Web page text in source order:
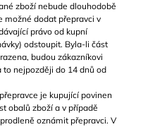
zboží nebude dlouhodobě
možné dodat přepravci v
právo od kupní
odstoupit. Byla-li část
budou zákazníkovi
to nejpozději do 14 dnů od
je kupující povinen
obalů zboží a v případě
oznámit přepravci. V